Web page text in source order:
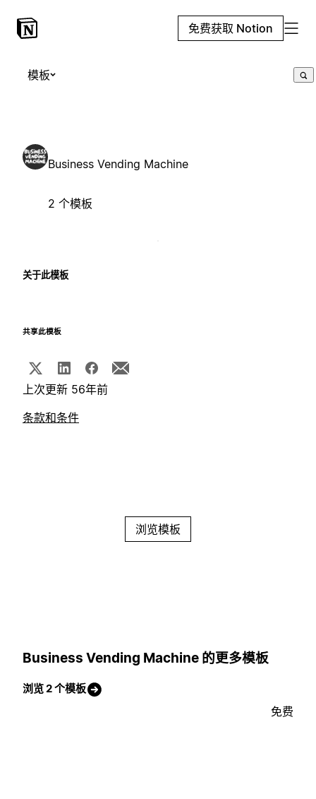
免费获取 Notion
模板
Business Vending Machine
2 个模板
关于此模板
共享此模板
上次更新 56年前
条款和条件
浏览模板
Business Vending Machine 的更多模板
浏览 2 个模板
免费